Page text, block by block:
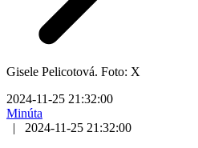
Gisele Pelicotová. Foto: X
2024-11-25 21:32:00
Minúta
|
2024-11-25 21:32:00